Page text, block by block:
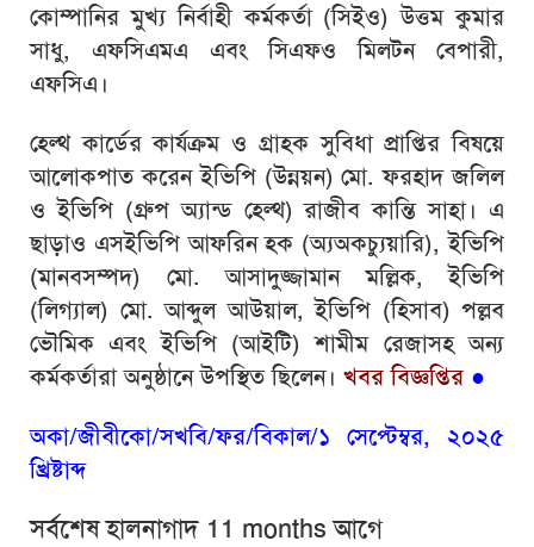
কোম্পানির মুখ্য নির্বাহী কর্মকর্তা (সিইও) উত্তম কুমার
সাধু, এফসিএমএ এবং সিএফও মিলটন বেপারী,
এফসিএ।
হেল্থ কার্ডের কার্যক্রম ও গ্রাহক সুবিধা প্রাপ্তির বিষয়ে
আলোকপাত করেন ইভিপি (উন্নয়ন) মো. ফরহাদ জলিল
ও ইভিপি (গ্রুপ অ্যান্ড হেল্থ) রাজীব কান্তি সাহা। এ
ছাড়াও এসইভিপি আফরিন হক (অ্যঅকচ্যুয়ারি), ইভিপি
(মানবসম্পদ) মো. আসাদুজ্জামান মল্লিক, ইভিপি
(লিগ্যাল) মো. আব্দুল আউয়াল, ইভিপি (হিসাব) পল্লব
ভৌমিক এবং ইভিপি (আইটি) শামীম রেজাসহ অন্য
কর্মকর্তারা অনুষ্ঠানে উপস্থিত ছিলেন। খবর বিজ্ঞপ্তির ●
অকা/জীবীকো/সখবি/ফর/বিকাল/১ সেপ্টেম্বর, ২০২৫
খ্রিষ্টাব্দ
সর্বশেষ হালনাগাদ 11 months আগে